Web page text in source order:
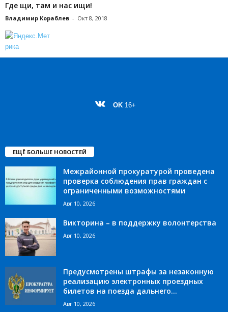
Где щи, там и нас ищи!
Владимир Кораблев - Окт 8, 2018
OK 16+
ЕЩЁ БОЛЬШЕ НОВОСТЕЙ
Межрайонной прокуратурой проведена
проверка соблюдения прав граждан с
ограниченными возможностями
Авг 10, 2026
Викторина – в поддержку волонтерства
Авг 10, 2026
Предусмотрены штрафы за незаконную
реализацию электронных проездных
билетов на поезда дальнего...
Авг 10, 2026